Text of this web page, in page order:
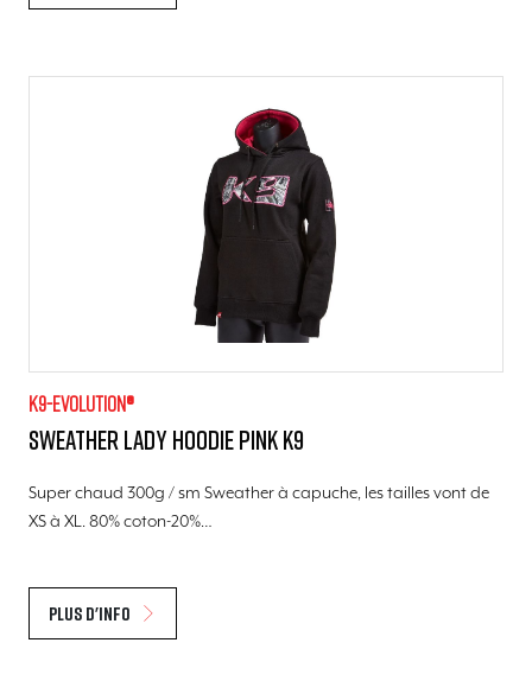
K9-evolution®
Sweather Lady Hoodie pink K9
Super chaud 300g / sm Sweather à capuche, les tailles vont de
XS à XL. 80% coton-20%…
Plus d'info